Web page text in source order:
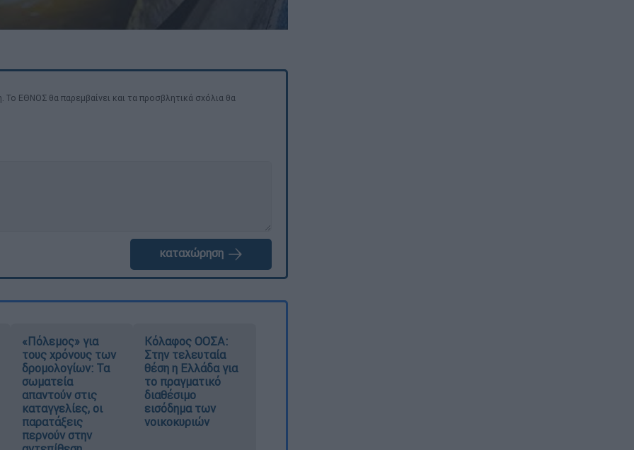
ΕΘΝΟΣ θα παρεμβαίνει και τα προσβλητικά σχόλια θα
καταχώρηση
«Πόλεμος» για
τους χρόνους των
δρομολογίων: Τα
σωματεία
απαντούν στις
καταγγελίες, οι
παρατάξεις
περνούν στην
Κόλαφος ΟΟΣΑ:
Στην τελευταία
θέση η Ελλάδα για
το πραγματικό
διαθέσιμο
εισόδημα των
νοικοκυριών